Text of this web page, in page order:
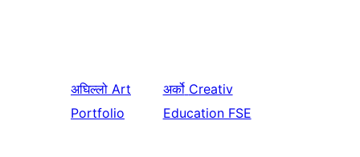
अघिल्लो Art
Portfolio
अर्को Creativ
Education FSE